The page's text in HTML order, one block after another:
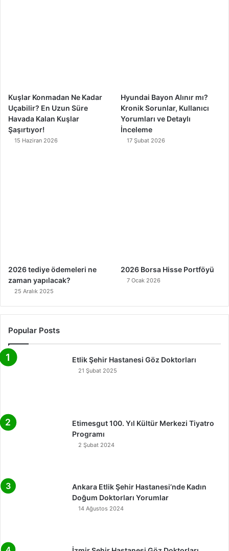
Kuşlar Konmadan Ne Kadar
Uçabilir? En Uzun Süre
Havada Kalan Kuşlar
Şaşırtıyor!
15 Haziran 2026
Hyundai Bayon Alınır mı?
Kronik Sorunlar, Kullanıcı
Yorumları ve Detaylı
İnceleme
17 Şubat 2026
2026 tediye ödemeleri ne
zaman yapılacak?
25 Aralık 2025
2026 Borsa Hisse Portföyü
7 Ocak 2026
Popular Posts
Etlik Şehir Hastanesi Göz Doktorları
21 Şubat 2025
Etimesgut 100. Yıl Kültür Merkezi Tiyatro
Programı
2 Şubat 2024
Ankara Etlik Şehir Hastanesi’nde Kadın
Doğum Doktorları Yorumlar
14 Ağustos 2024